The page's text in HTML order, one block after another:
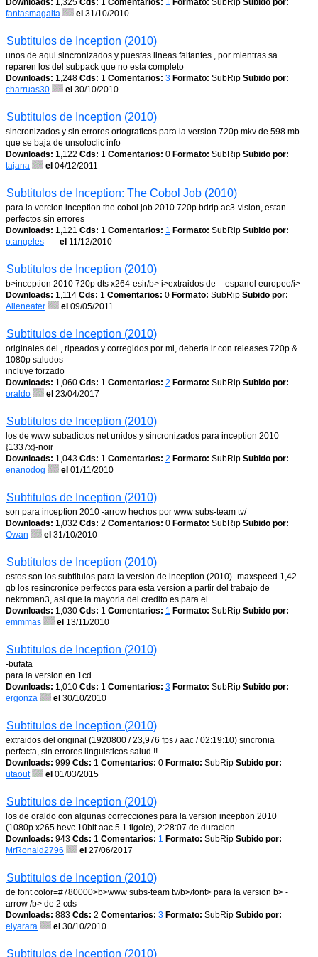
Downloads: 1,325 Cds: 1 Comentarios: 1 Formato: SubRip Subido por:
fantasmagaita
el 31/10/2010
Subtitulos de Inception (2010)
unos de aqui sincronizados y puestas lineas faltantes , por mientras sa
reparen los del subpack que no esta completo
Downloads: 1,248 Cds: 1 Comentarios: 3 Formato: SubRip Subido por:
charruas30
el 30/10/2010
Subtitulos de Inception (2010)
sincronizados y sin errores ortograficos para la version 720p mkv de 598 mb
que se baja de unsoloclic info
Downloads: 1,122 Cds: 1 Comentarios: 0 Formato: SubRip Subido por:
tajana
el 04/12/2011
Subtitulos de Inception: The Cobol Job (2010)
para la vercion inception the cobol job 2010 720p bdrip ac3-vision, estan
perfectos sin errores
Downloads: 1,121 Cds: 1 Comentarios: 1 Formato: SubRip Subido por:
o.angeles
el 11/12/2010
Subtitulos de Inception (2010)
b>inception 2010 720p dts x264-esir/b> i>extraidos de – espanol europeo/i>
Downloads: 1,114 Cds: 1 Comentarios: 0 Formato: SubRip Subido por:
Alieneater
el 09/05/2011
Subtitulos de Inception (2010)
originales del , ripeados y corregidos por mi, deberia ir con releases 720p &
1080p saludos
incluye forzado
Downloads: 1,060 Cds: 1 Comentarios: 2 Formato: SubRip Subido por:
oraldo
el 23/04/2017
Subtitulos de Inception (2010)
los de www subadictos net unidos y sincronizados para inception 2010
{1337x}-noir
Downloads: 1,043 Cds: 1 Comentarios: 2 Formato: SubRip Subido por:
enanodog
el 01/11/2010
Subtitulos de Inception (2010)
son para inception 2010 -arrow hechos por www subs-team tv/
Downloads: 1,032 Cds: 2 Comentarios: 0 Formato: SubRip Subido por:
Owan
el 31/10/2010
Subtitulos de Inception (2010)
estos son los subtitulos para la version de inception (2010) -maxspeed 1,42
gb los resincronice perfectos para esta version a partir del trabajo de
nekroman3, asi que la mayoria del credito es para el
Downloads: 1,030 Cds: 1 Comentarios: 1 Formato: SubRip Subido por:
emmmas
el 13/11/2010
Subtitulos de Inception (2010)
-bufata
para la version en 1cd
Downloads: 1,010 Cds: 1 Comentarios: 3 Formato: SubRip Subido por:
ergonza
el 30/10/2010
Subtitulos de Inception (2010)
extraidos del original (1920800 / 23,976 fps / aac / 02:19:10) sincronia
perfecta, sin errores linguisticos salud !!
Downloads: 999 Cds: 1 Comentarios: 0 Formato: SubRip Subido por:
utaout
el 01/03/2015
Subtitulos de Inception (2010)
los de oraldo con algunas correcciones para la version inception 2010
(1080p x265 hevc 10bit aac 5 1 tigole), 2:28:07 de duracion
Downloads: 943 Cds: 1 Comentarios: 1 Formato: SubRip Subido por:
MrRonald2796
el 27/06/2017
Subtitulos de Inception (2010)
de font color=#780000>b>www subs-team tv/b>/font> para la version b> -
arrow /b> de 2 cds
Downloads: 883 Cds: 2 Comentarios: 3 Formato: SubRip Subido por:
elyarara
el 30/10/2010
Subtitulos de Inception (2010)